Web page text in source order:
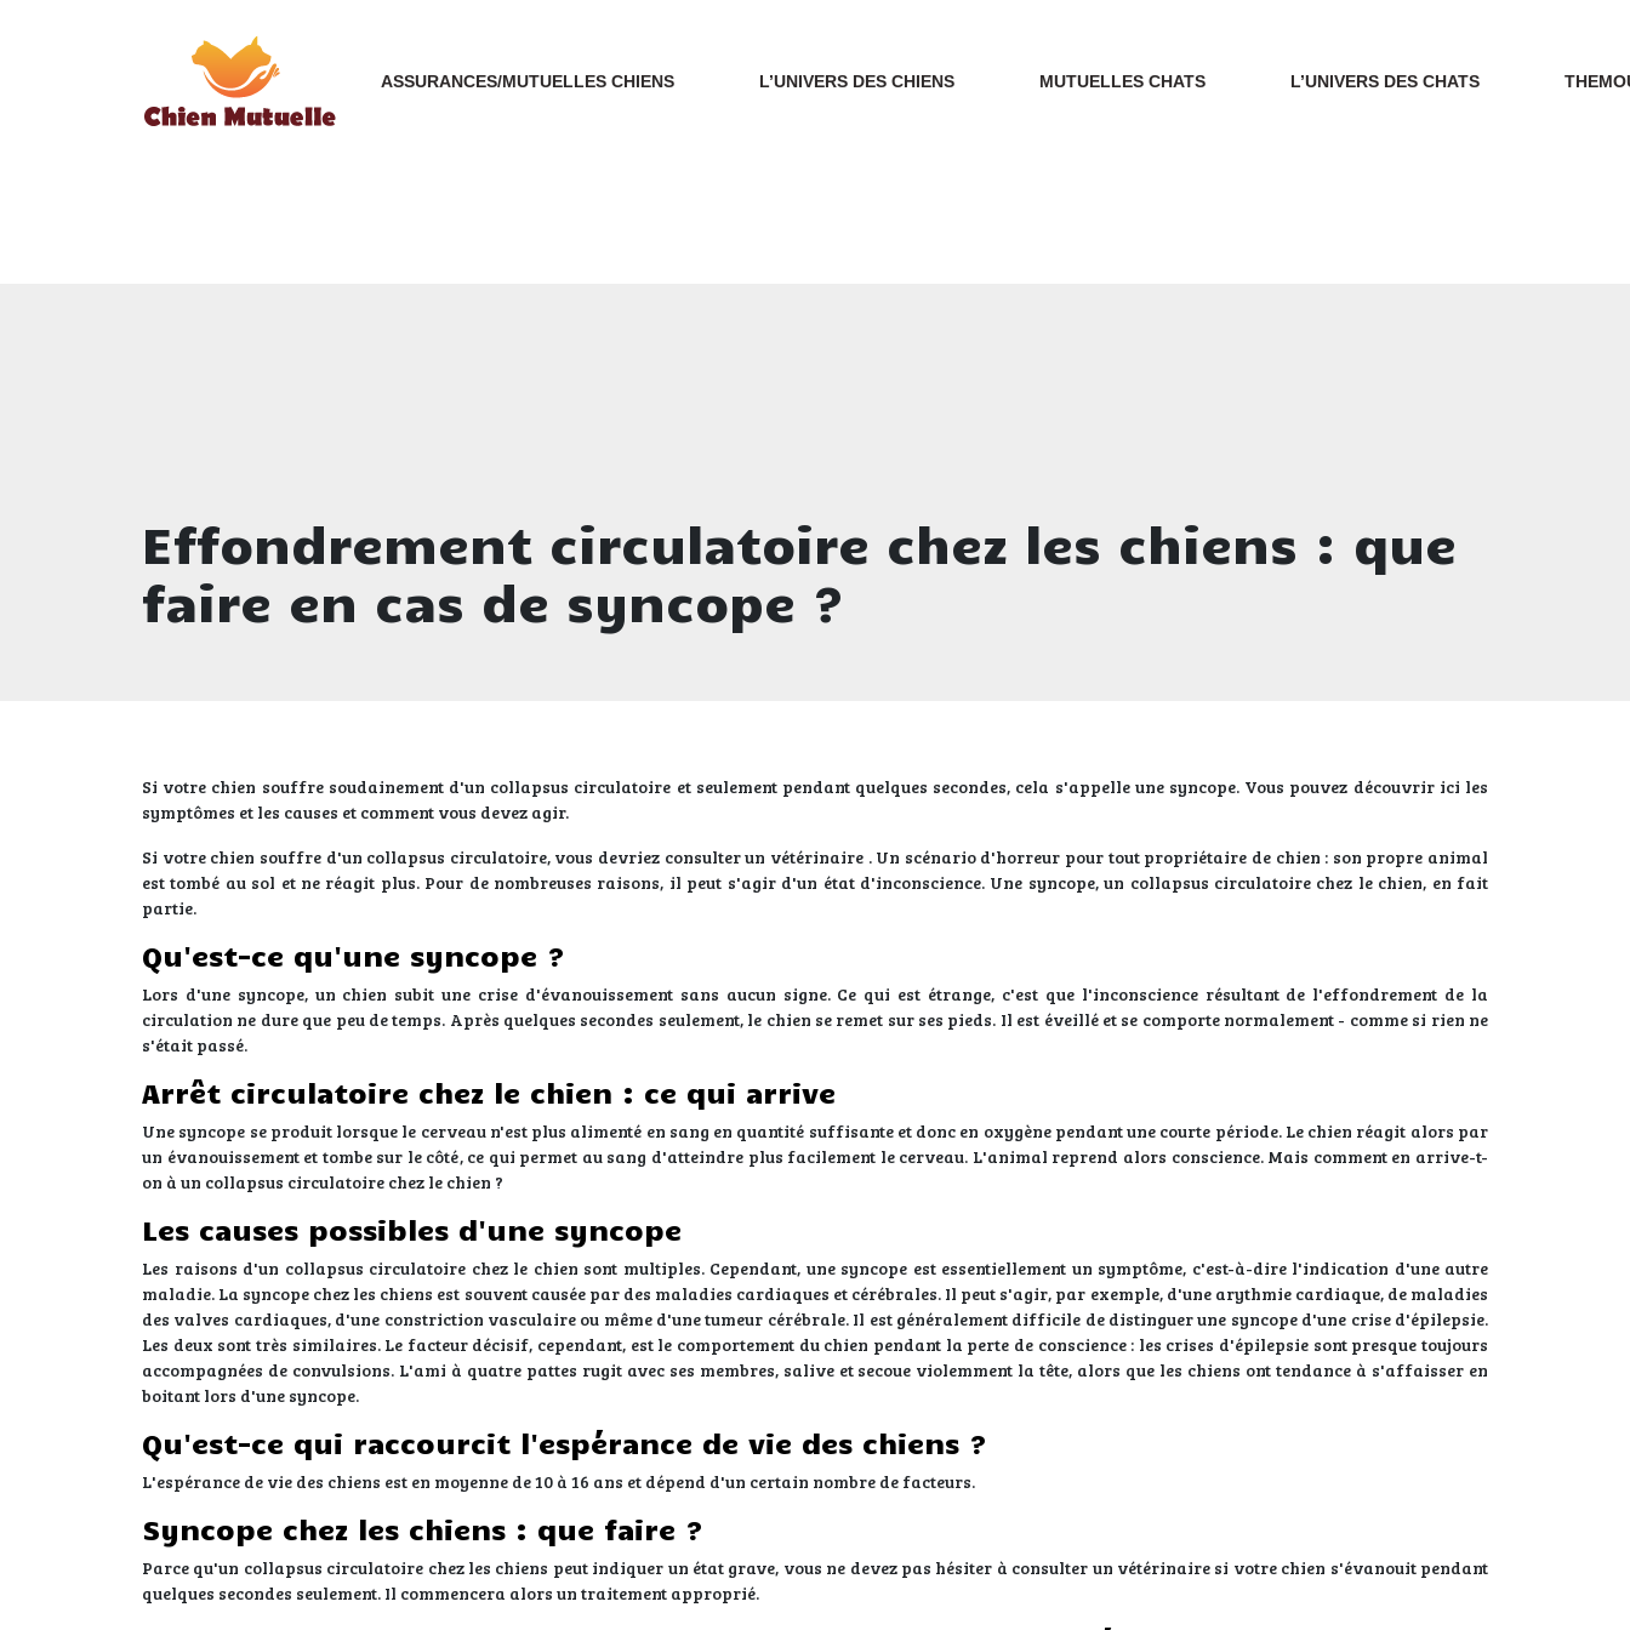
ASSURANCES/MUTUELLES CHIENS L’UNIVERS DES CHIENS MUTUELLES CHATS L’UNIVERS DES CHATS
Effondrement circulatoire chez les chiens : que
faire en cas de syncope ?
Si votre chien souffre soudainement d'un collapsus circulatoire et seulement pendant quelques secondes, cela s'appelle une syncope. Vous pouvez découvrir ici les
symptômes et les causes et comment vous devez agir.
Si votre chien souffre d'un collapsus circulatoire, vous devriez consulter un vétérinaire . Un scénario d'horreur pour tout propriétaire de chien : son propre animal
est tombé au sol et ne réagit plus. Pour de nombreuses raisons, il peut s'agir d'un état d'inconscience. Une syncope, un collapsus circulatoire chez le chien, en fait
partie.
Qu'est-ce qu'une syncope ?
Lors d'une syncope, un chien subit une crise d'évanouissement sans aucun signe. Ce qui est étrange, c'est que l'inconscience résultant de l'effondrement de la
circulation ne dure que peu de temps. Après quelques secondes seulement, le chien se remet sur ses pieds. Il est éveillé et se comporte normalement - comme si rien ne
s'était passé.
Arrêt circulatoire chez le chien : ce qui arrive
Une syncope se produit lorsque le cerveau n'est plus alimenté en sang en quantité suffisante et donc en oxygène pendant une courte période. Le chien réagit alors par
un évanouissement et tombe sur le côté, ce qui permet au sang d'atteindre plus facilement le cerveau. L'animal reprend alors conscience. Mais comment en arrive-t-
on à un collapsus circulatoire chez le chien ?
Les causes possibles d'une syncope
Les raisons d'un collapsus circulatoire chez le chien sont multiples. Cependant, une syncope est essentiellement un symptôme, c'est-à-dire l'indication d'une autre
maladie. La syncope chez les chiens est souvent causée par des maladies cardiaques et cérébrales. Il peut s'agir, par exemple, d'une arythmie cardiaque, de maladies
des valves cardiaques, d'une constriction vasculaire ou même d'une tumeur cérébrale. Il est généralement difficile de distinguer une syncope d'une crise d'épilepsie.
Les deux sont très similaires. Le facteur décisif, cependant, est le comportement du chien pendant la perte de conscience : les crises d'épilepsie sont presque toujours
accompagnées de convulsions. L'ami à quatre pattes rugit avec ses membres, salive et secoue violemment la tête, alors que les chiens ont tendance à s'affaisser en
boitant lors d'une syncope.
Qu'est-ce qui raccourcit l'espérance de vie des chiens ?
L'espérance de vie des chiens est en moyenne de 10 à 16 ans et dépend d'un certain nombre de facteurs.
Syncope chez les chiens : que faire ?
Parce qu'un collapsus circulatoire chez les chiens peut indiquer un état grave, vous ne devez pas hésiter à consulter un vétérinaire si votre chien s'évanouit pendant
quelques secondes seulement. Il commencera alors un traitement approprié.